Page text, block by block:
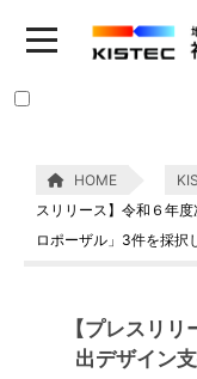
HOME
スリリース】令和６年
ロポーザル」3件を採択
【プレスリ
出デザイン